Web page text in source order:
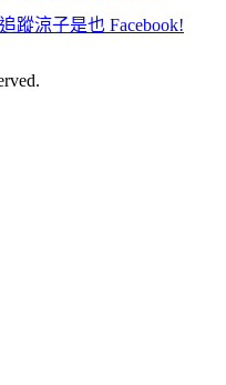
追蹤涼子是也 Facebook!